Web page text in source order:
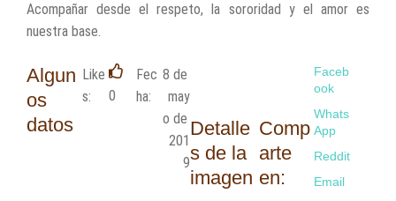
Acompañar desde el respeto, la sororidad y el amor es
nuestra base.
Algun
os
datos
Like
s:
0
Fec
ha:
8 de
may
o de
201
9
Detalle
s de la
imagen
Comp
arte
en:
Faceb
ook
Whats
App
Reddit
Email